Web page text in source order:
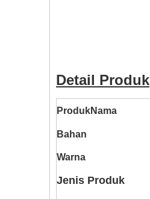
Detail Produk
ProdukNama
Bahan
Warna
Jenis Produk